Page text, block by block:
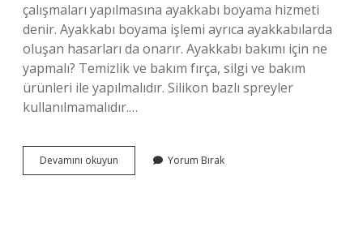
çalışmaları yapılmasına ayakkabı boyama hizmeti
denir. Ayakkabı boyama işlemi ayrıca ayakkabılarda
oluşan hasarları da onarır. Ayakkabı bakımı için ne
yapmalı? Temizlik ve bakım fırça, silgi ve bakım
ürünleri ile yapılmalıdır. Silikon bazlı spreyler
kullanılmamalıdır.…
Devamını okuyun Ayakkabı
Bakımına
Yorum Bırak